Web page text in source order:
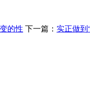
的性 下一篇： 实正做到